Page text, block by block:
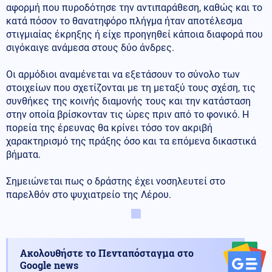
αφορμή που πυροδότησε την αντιπαράθεση, καθώς και το
κατά πόσον το θανατηφόρο πλήγμα ήταν αποτέλεσμα
στιγμιαίας έκρηξης ή είχε προηγηθεί κάποια διαφορά που
σιγόκαιγε ανάμεσα στους δύο άνδρες.
Οι αρμόδιοι αναμένεται να εξετάσουν το σύνολο των
στοιχείων που σχετίζονται με τη μεταξύ τους σχέση, τις
συνθήκες της κοινής διαμονής τους και την κατάσταση
στην οποία βρίσκονταν τις ώρες πριν από το φονικό. Η
πορεία της έρευνας θα κρίνει τόσο τον ακριβή
χαρακτηρισμό της πράξης όσο και τα επόμενα δικαστικά
βήματα.
Σημειώνεται πως ο δράστης έχει νοσηλευτεί στο
παρελθόν στο ψυχιατρείο της Λέρου.
Ακολουθήστε το Πενταπόσταγμα στο
Google news